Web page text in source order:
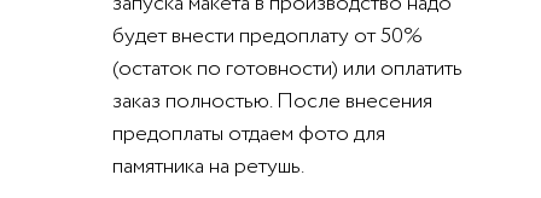
будет внести предоплату от 50%
(остаток по готовности) или оплатить
заказ полностью. После внесения
предоплаты отдаем фото для
памятника на ретушь.